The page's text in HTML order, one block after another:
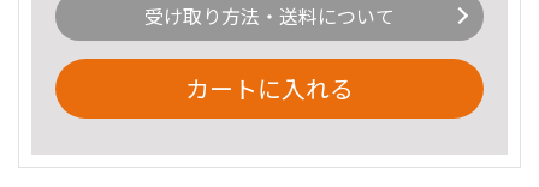
受け取り方法・送料について
カートに入れる